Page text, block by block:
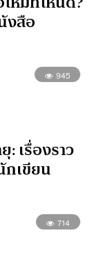
งสือ
945
เรื่องราว
กเขียน
714